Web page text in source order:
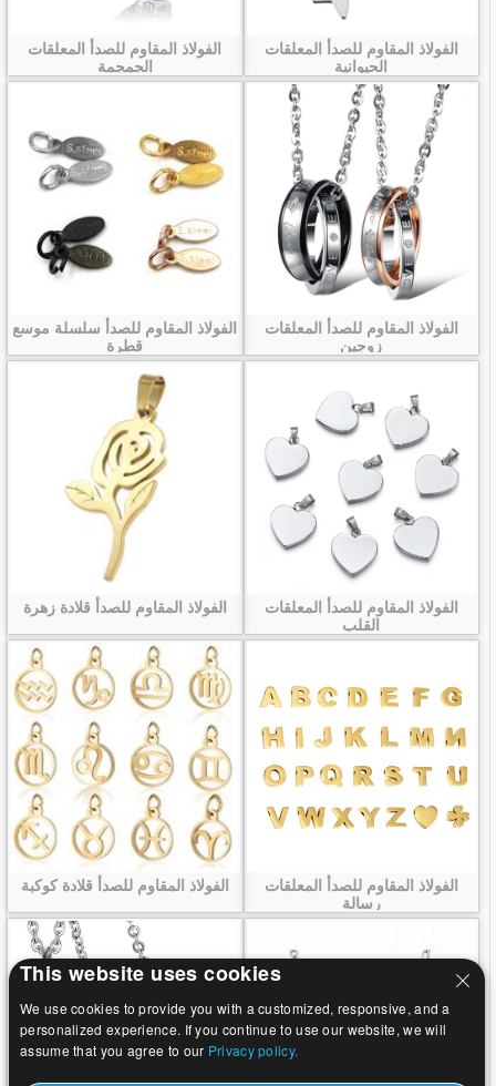
الفولاذ المقاوم للصدأ المعلقات
الجمجمة
الفولاذ المقاوم للصدأ المعلقات
الحيوانية
الفولاذ المقاوم للصدأ سلسلة موسع
قطرة
الفولاذ المقاوم للصدأ المعلقات
زوجين
الفولاذ المقاوم للصدأ قلادة زهرة
الفولاذ المقاوم للصدأ المعلقات
القلب
الفولاذ المقاوم للصدأ قلادة كوكبة
الفولاذ المقاوم للصدأ المعلقات
رسالة
This website uses cookies
We use cookies to provide you with a customized, responsive, and a
personalized experience. If you continue to use our website, we will
assume that you agree to our Privacy policy.